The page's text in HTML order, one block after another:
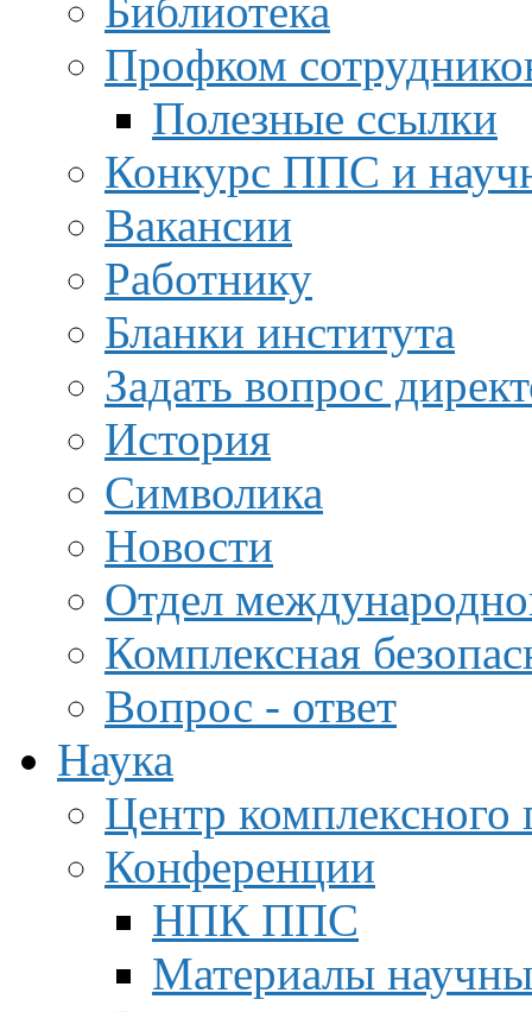
Библиотека
Профком
Полезные ссылки
Конкурс ППС и
Вакансии
Работнику
Бланки института
Задать вопрос
История
Символика
Новости
Отдел
Комплексная
Вопрос - ответ
Наука
Центр
Конференции
НПК ППС
Материалы